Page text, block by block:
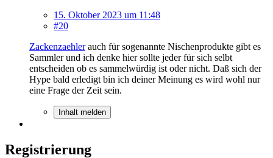
15. Oktober 2023 um 11:48
#20
Zackenzaehlerauch für sogenannte Nischenprodukte gibt es
Sammler und ich denke hier sollte jeder für sich selbt
entscheiden ob es sammelwürdig ist oder nicht. Daß sich der
Hype bald erledigt bin ich deiner Meinung es wird wohl nur
eine Frage der Zeit sein.
Inhalt melden
Registrierung